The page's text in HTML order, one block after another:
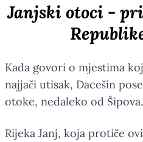
Janjski otoci -
Kada govori o mjestima
najjači utisak, Dacešin
otoke, nedaleko od Šipova.
Rijeka Janj, koja protiče